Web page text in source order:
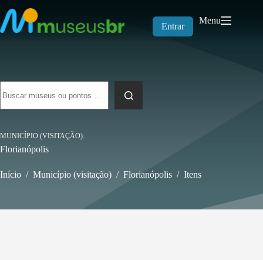
para
o
conteúdo
Entrar
Menu
resultados
MUNICÍPIO (VISITAÇÃO)
Florianópolis
Início / Município (visitação) / Florianópolis / Itens